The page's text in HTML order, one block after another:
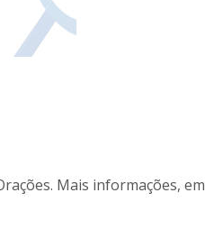
Mais informações, em